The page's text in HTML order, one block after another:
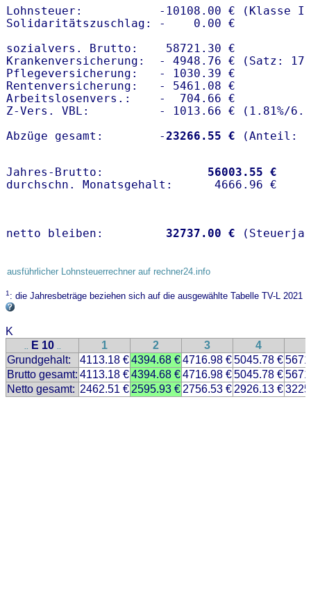
Lohnsteuer:           -10108.00 € (Klasse I)
Solidaritätszuschlag: -    0.00 €
sozialvers. Brutto:    58721.30 €
Krankenversicherung:  - 4948.76 € (Satz:
Pflegeversicherung:   - 1030.39 €
Rentenversicherung:   - 5461.08 €
Arbeitslosenvers.:    -  704.66 €
Z-Vers. VBL:          - 1013.66 € ( 1.81%/
Abzüge gesamt:        -23266.55 €
Jahres-Brutto: 56003.55 €
netto bleiben: 32737.00 €
ausführlicher Lohnsteuerrechner auf rechner24.info
1: die Jahresbeträge beziehen sich auf die ausgewählte Tabelle TV-L 2021
K
.. E 10 .. 1 2 3 4
Grundgehalt:
4113.18 €4394.68 €4716.98 €5045.78 €
Brutto gesamt: 4113.18 €4394.68 €4716.98 €5045.78 €
Netto gesamt: 2462.51 € 2595.93 € 2756.53 € 2926.13 €